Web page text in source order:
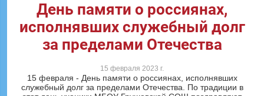
День памяти о россиянах,
исполнявших служебный долг
за пределами Отечества
15 февраля 2023 г.
15 февраля - День памяти о россиянах, исполнявших
служебный долг за пределами Отечества. По традиции в